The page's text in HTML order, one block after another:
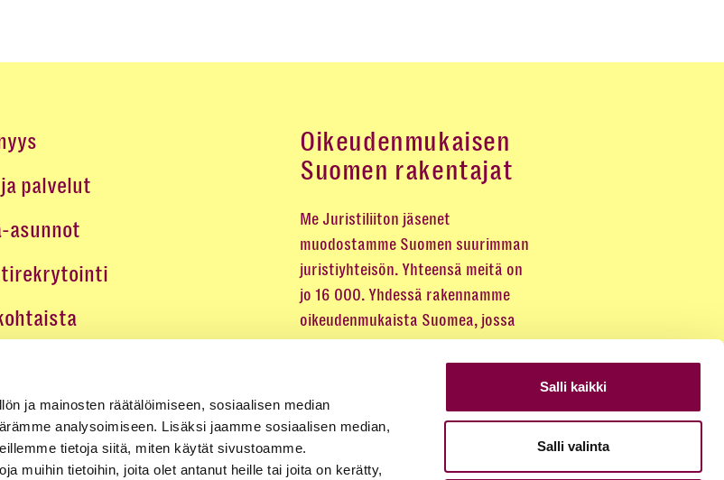
ja mainosten räätälöimiseen, sosiaalisen median
analysoimiseen. Lisäksi jaamme sosiaalisen median,
tietoja siitä, miten käytät sivustoamme.
muihin tietoihin, joita olet antanut heille tai joita on kerätty,
Salli kaikki
Salli valinta
palvelut
asunnot
ja tapahtumat
Oikeudenmukaisen
Suomen rakentajat
Me Juristiliiton jäsenet
muodostamme Suomen suurimman
juristiyhteisön. Yhteensä meitä on
jo 16 000. Yhdessä rakennamme
oikeudenmukaista Suomea, jossa